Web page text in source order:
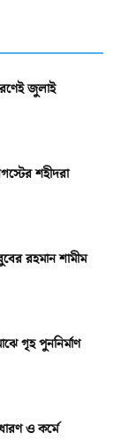
জুলাই
শহীদরা
রহমান শামীম
গৃহ পুননির্মাণ
ও কর্মে